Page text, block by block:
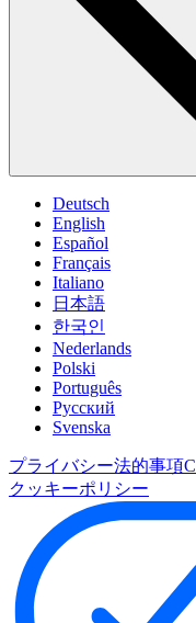
Deutsch
English
Español
Français
Italiano
日本語
한국인
Nederlands
Polski
Português
Pусский
Svenska
プライバシー法的事項
クッキーポリシー